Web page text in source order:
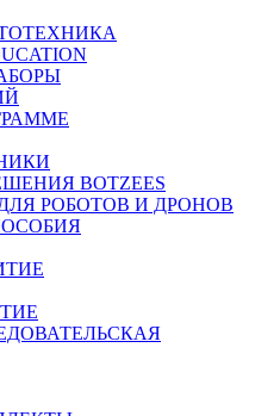
BOTZEES
РОБОТОВ И ДРОНОВ